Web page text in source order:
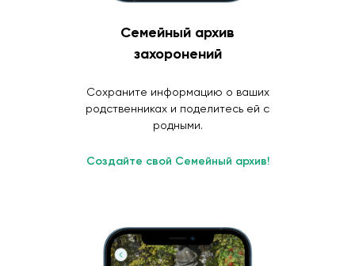
Семейный архив
захоронений
Сохраните информацию о ваших
родственниках и поделитесь ей с
родными.
Создайте свой Семейный архив!